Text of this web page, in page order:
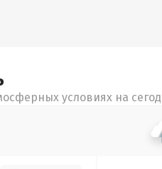
условиях на